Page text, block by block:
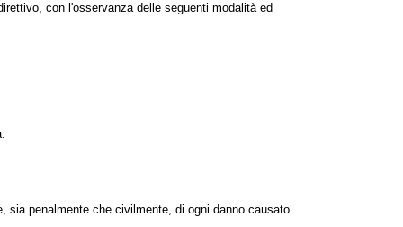
con l'osservanza delle seguenti modalità ed
sia penalmente che civilmente, di ogni danno causato